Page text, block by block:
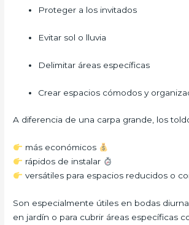
Proteger a los invitados
Evitar sol o lluvia
Delimitar áreas específicas
Crear espacios cómodos y
A diferencia de una carpa grande, los
más económicos
rápidos de instalar
versátiles para espacios reducidos o
Son especialmente útiles en bodas
en jardín o para cubrir áreas específicas